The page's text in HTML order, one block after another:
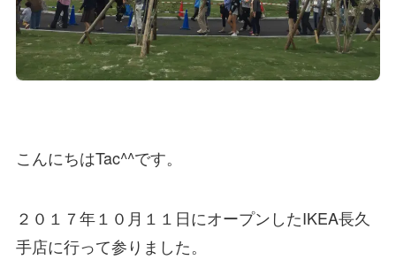
こんにちはTac^^です。
２０１７年１０月１１日にオープンしたIKEA長久
手店に行って参りました。